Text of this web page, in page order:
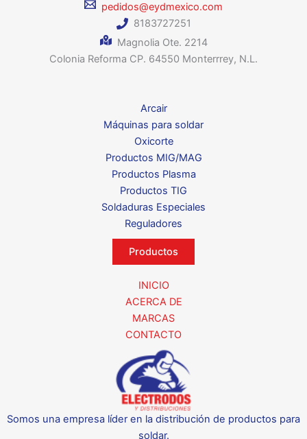
pedidos@eydmexico.com
8183727251
Magnolia Ote. 2214
Colonia Reforma CP. 64550 Monterrrey, N.L.
Arcair
Máquinas para soldar
Oxicorte
Productos MIG/MAG
Productos Plasma
Productos TIG
Soldaduras Especiales
Reguladores
Productos
INICIO
ACERCA DE
MARCAS
CONTACTO
Somos una empresa líder en la distribución de productos para
soldar.